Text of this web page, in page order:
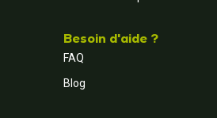
Besoin d'aide ?
FAQ
Blog